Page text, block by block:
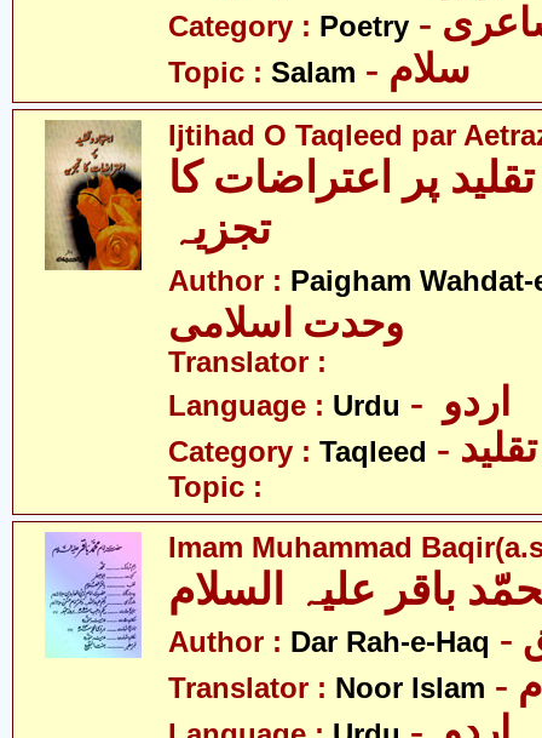
Category : Poetry
Topic : Salam - سلام
Ijtihad O Taqleed par
پر اعتراضات کا
تجزیہ
Author : Paigham
وحدت اسلامی
Translator :
Language : Urdu
Category : Taqleed - تقلید
Topic :
Imam Muhammad
باقر علیہ السلام
Author : Dar Rah-e-Haq
Translator : Noor Islam